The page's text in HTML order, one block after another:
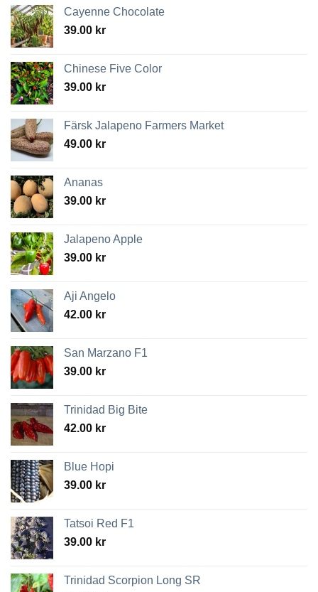
Cayenne Chocolate
39.00 kr
Chinese Five Color
39.00 kr
Färsk Jalapeno Farmers Market
49.00 kr
Ananas
39.00 kr
Jalapeno Apple
39.00 kr
Aji Angelo
42.00 kr
San Marzano F1
39.00 kr
Trinidad Big Bite
42.00 kr
Blue Hopi
39.00 kr
Tatsoi Red F1
39.00 kr
Trinidad Scorpion Long SR